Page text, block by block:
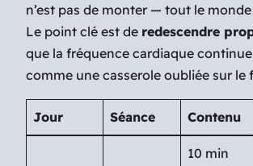
n’est pas de monter — tout le
Le point clé est de redescendre
que la fréquence cardiaque
comme une casserole oubliée sur le
Jour Séance Contenu
10 min